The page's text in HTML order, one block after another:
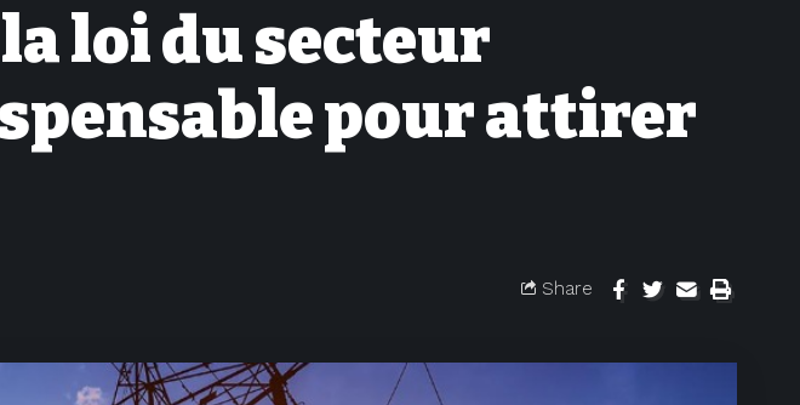
loi du secteur
pour attirer
Share